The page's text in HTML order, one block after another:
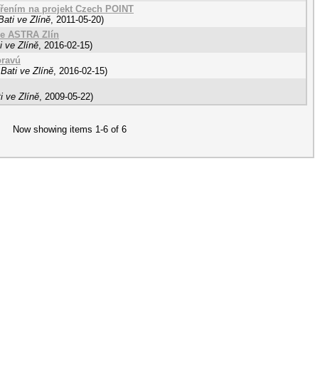
na projekt Czech POINT
ve Zlíně, 2011-05-20)
ASTRA Zlín
ve Zlíně, 2016-02-15)
ve Zlíně, 2016-02-15)
ve Zlíně, 2009-05-22)
Now showing items 1-6 of 6